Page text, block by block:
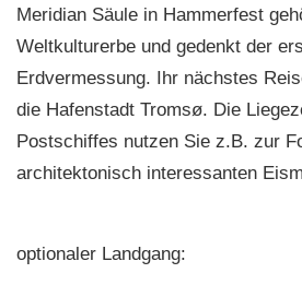
Meridian Säule in Hammerfest
Weltkulturerbe und gedenkt der
Erdvermessung. Ihr nächstes
die Hafenstadt Tromsø. Die
Postschiffes nutzen Sie z.B. zur
architektonisch interessanten
optionaler Landgang: